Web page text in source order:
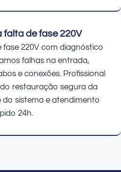
falta de fase 220V
fase 220V com diagnóstico
falhas na entrada,
e conexões. Profissional
restauração segura da
do sistema e atendimento
24h.